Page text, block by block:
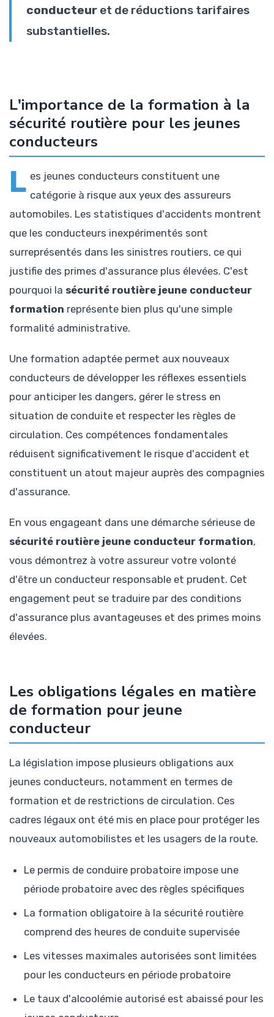
conducteur et de réductions tarifaires
substantielles.
L'importance de la formation à la
sécurité routière pour les jeunes
conducteurs
L es jeunes conducteurs constituent une
catégorie à risque aux yeux des assureurs
automobiles. Les statistiques d'accidents montrent
que les conducteurs inexpérimentés sont
surreprésentés dans les sinistres routiers, ce qui
justifie des primes d'assurance plus élevées. C'est
pourquoi la sécurité routière jeune conducteur
formation représente bien plus qu'une simple
formalité administrative.
Une formation adaptée permet aux nouveaux
conducteurs de développer les réflexes essentiels
pour anticiper les dangers, gérer le stress en
situation de conduite et respecter les règles de
circulation. Ces compétences fondamentales
réduisent significativement le risque d'accident et
constituent un atout majeur auprès des compagnies
d'assurance.
En vous engageant dans une démarche sérieuse de
sécurité routière jeune conducteur formation,
vous démontrez à votre assureur votre volonté
d'être un conducteur responsable et prudent. Cet
engagement peut se traduire par des conditions
d'assurance plus avantageuses et des primes moins
élevées.
Les obligations légales en matière
de formation pour jeune
conducteur
La législation impose plusieurs obligations aux
jeunes conducteurs, notamment en termes de
formation et de restrictions de circulation. Ces
cadres légaux ont été mis en place pour protéger les
nouveaux automobilistes et les usagers de la route.
Le permis de conduire probatoire impose une
période probatoire avec des règles spécifiques
La formation obligatoire à la sécurité routière
comprend des heures de conduite supervisée
Les vitesses maximales autorisées sont limitées
pour les conducteurs en période probatoire
Le taux d'alcoolémie autorisé est abaissé pour les